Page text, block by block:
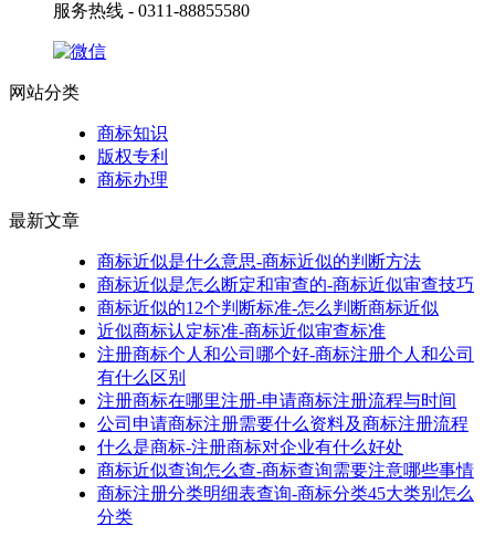
服务热线 - 0311-88855580
网站分类
商标知识
版权专利
商标办理
最新文章
商标近似是什么意思-商标近似的判断方法
商标近似是怎么断定和审查的-商标近似审查技巧
商标近似的12个判断标准-怎么判断商标近似
近似商标认定标准-商标近似审查标准
注册商标个人和公司哪个好-商标注册个人和公司
有什么区别
注册商标在哪里注册-申请商标注册流程与时间
公司申请商标注册需要什么资料及商标注册流程
什么是商标-注册商标对企业有什么好处
商标近似查询怎么查-商标查询需要注意哪些事情
商标注册分类明细表查询-商标分类45大类别怎么
分类